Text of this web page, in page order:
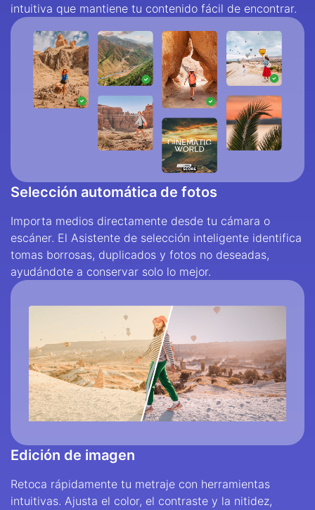
intuitiva que mantiene tu contenido fácil de encontrar.
Selección automática de fotos
Importa medios directamente desde tu cámara o
escáner. El Asistente de selección inteligente identifica
tomas borrosas, duplicados y fotos no deseadas,
ayudándote a conservar solo lo mejor.
Edición de imagen
Retoca rápidamente tu metraje con herramientas
intuitivas. Ajusta el color, el contraste y la nitidez,